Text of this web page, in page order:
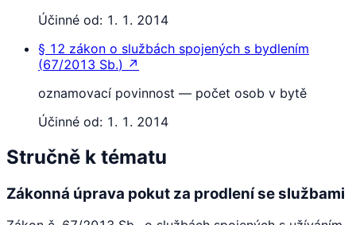
Účinné od: 1. 1. 2014
§ 12 zákon o službách spojených s bydlením
(67/2013 Sb.) ↗
oznamovací povinnost — počet osob v bytě
Účinné od: 1. 1. 2014
Stručně k tématu
Zákonná úprava pokut za prodlení se službami